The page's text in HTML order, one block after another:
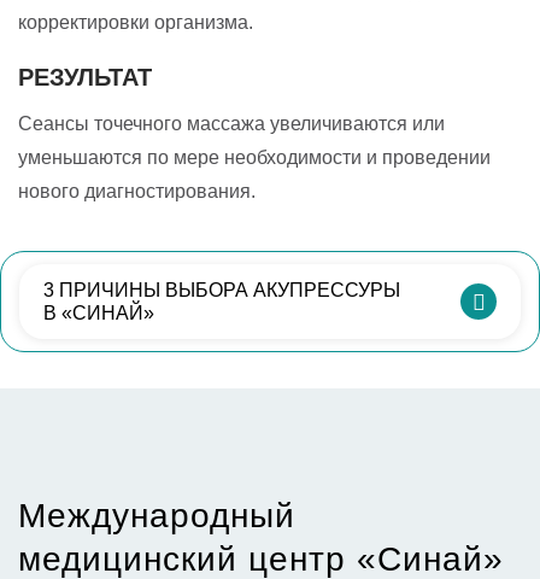
корректировки организма.
РЕЗУЛЬТАТ
Сеансы точечного массажа увеличиваются или
уменьшаются по мере необходимости и проведении
нового диагностирования.
3 ПРИЧИНЫ ВЫБОРА АКУПРЕССУРЫ
В «СИНАЙ»
ЛЕЧЕНИЕ ДЕТЕЙ
Врач-рефлектолог имеет специальность
Международный
медицинский центр «Синай»​